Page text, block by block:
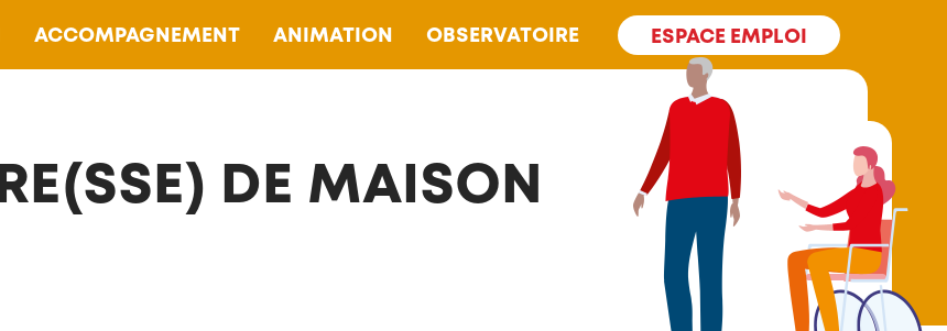
ACCOMPAGNEMENT ANIMATION OBSERVATOIRE ESPACE EMPLOI
DE MAISON